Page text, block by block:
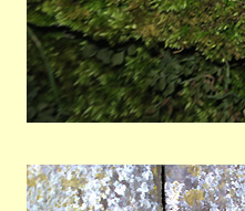
Bild